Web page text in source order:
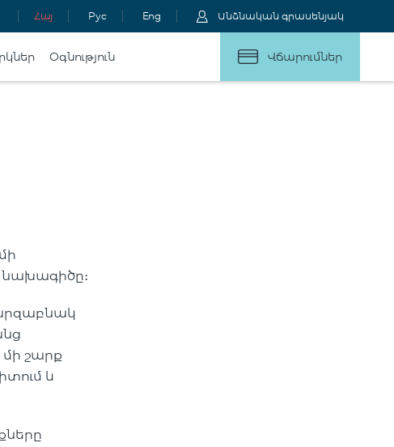
Հայ Рус Eng Անձնական գրասենյակ
Օգնություն Վճարումներ
շարք
և